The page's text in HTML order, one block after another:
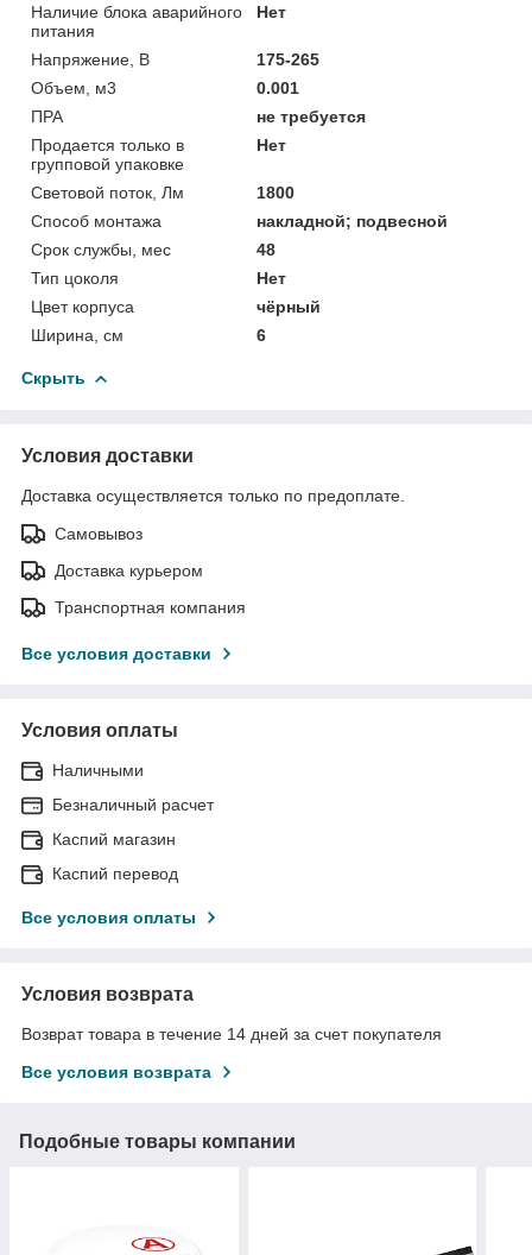
Наличие блока аварийного
питания
Нет
Напряжение, В
175-265
Объем, м3
0.001
ПРА
не требуется
Продается только в
групповой упаковке
Нет
Световой поток, Лм
1800
Способ монтажа
накладной; подвесной
Срок службы, мес
48
Тип цоколя
Нет
Цвет корпуса
чёрный
Ширина, см
6
Скрыть
Условия доставки
Доставка осуществляется только по предоплате.
Самовывоз
Доставка курьером
Транспортная компания
Все условия доставки
Условия оплаты
Наличными
Безналичный расчет
Каспий магазин
Каспий перевод
Все условия оплаты
Условия возврата
Возврат товара в течение 14 дней за счет покупателя
Все условия возврата
Подобные товары компании